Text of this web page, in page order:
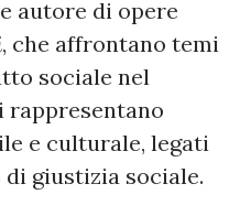
autore di opere
, che affrontano temi
sociale nel
rappresentano
e culturale, legati
di giustizia sociale.